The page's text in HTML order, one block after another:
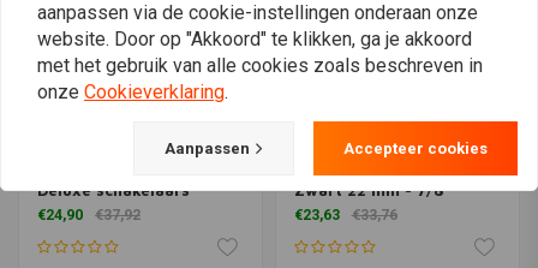
Deluxe schakelaars
€24,90 €37,92
Zwart 22 mm - 7/8"
€23,63 €33,76
aanpassen via de cookie-instellingen onderaan onze
website. Door op "Akkoord" te klikken, ga je akkoord
met het gebruik van alle cookies zoals beschreven in
onze Cookieverklaring.
Aanpassen Accepteer cookies